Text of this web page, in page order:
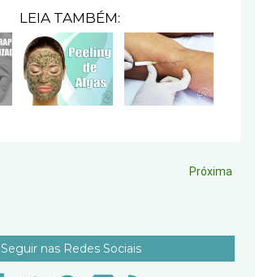
LEIA TAMBÉM:
Próxima
Seguir nas Redes Sociais